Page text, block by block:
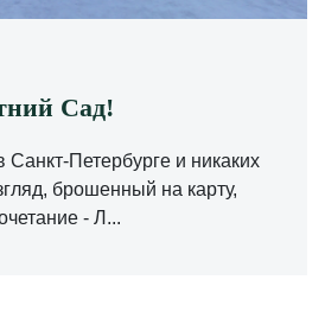
Сад!
Петербурге и никаких
брошенный на карту,
- Л...